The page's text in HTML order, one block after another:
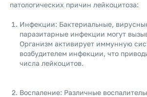
патологических причин лейкоцитоза:
Инфекции: Бактериальные,
паразитарные инфекции могут
Организм активирует иммунную
возбудителем инфекции, что
числа лейкоцитов.
Воспаление: Различные